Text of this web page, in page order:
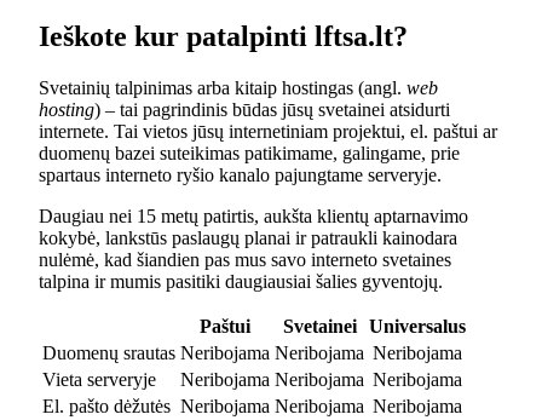
Ieškote kur patalpinti lftsa.lt?
Svetainių talpinimas arba kitaip hostingas (angl. web
hosting) – tai pagrindinis būdas jūsų svetainei atsidurti
internete. Tai vietos jūsų internetiniam projektui, el. paštui ar
duomenų bazei suteikimas patikimame, galingame, prie
spartaus interneto ryšio kanalo pajungtame serveryje.
Daugiau nei 15 metų patirtis, aukšta klientų aptarnavimo
kokybė, lankstūs paslaugų planai ir patraukli kainodara
nulėmė, kad šiandien pas mus savo interneto svetaines
talpina ir mumis pasitiki daugiausiai šalies gyventojų.
Paštui Svetainei
Universalus
Duomenų srautas Neribojama Neribojama Neribojama
Vieta serveryje
Neribojama Neribojama Neribojama
El. pašto dėžutės Neribojama Neribojama Neribojama